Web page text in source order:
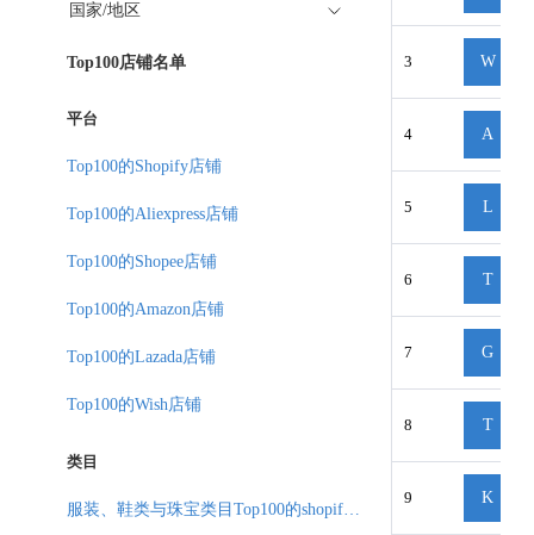
3 W
4 A
5 L
6 T
7 G
8 T
9 K
国家/地区
Top100店铺名单
平台
Top100的Shopify店铺
Top100的Aliexpress店铺
Top100的Shopee店铺
Top100的Amazon店铺
Top100的Lazada店铺
Top100的Wish店铺
类目